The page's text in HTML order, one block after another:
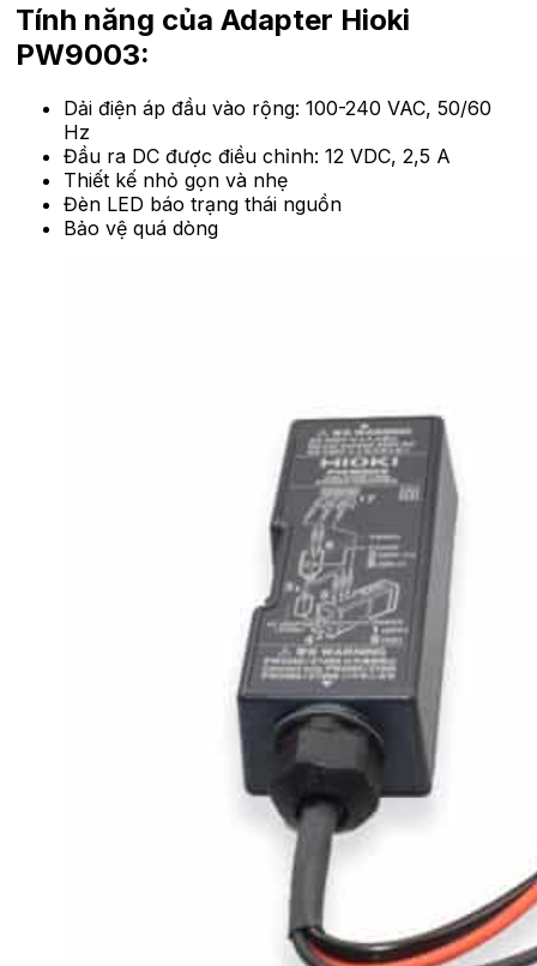
Tính năng của Adapter Hioki
PW9003:
Dải điện áp đầu vào rộng: 100-240 VAC, 50/60
Hz
Đầu ra DC được điều chỉnh: 12 VDC, 2,5 A
Thiết kế nhỏ gọn và nhẹ
Đèn LED báo trạng thái nguồn
Bảo vệ quá dòng